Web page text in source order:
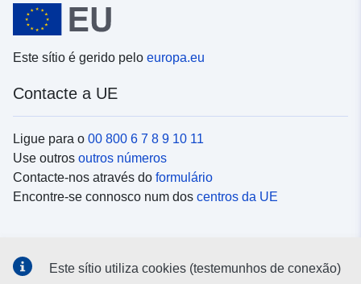
Este sítio é gerido pelo europa.eu
Contacte a UE
Ligue para o 00 800 6 7 8 9 10 11
Use outros outros números
Contacte-nos através do formulário
Encontre-se connosco num dos centros da UE
Este sítio utiliza cookies (testemunhos de conexão)